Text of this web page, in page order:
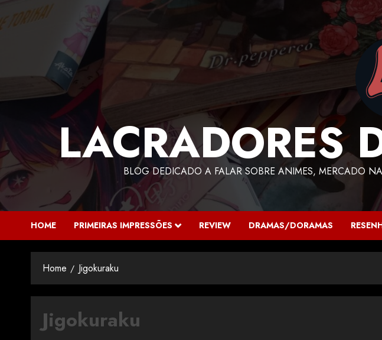
LACRADORES
BLOG DEDICADO A FALAR SOBRE ANIMES, MERCADO
HOME PRIMEIRAS IMPRESSÕES REVIEW DRAMAS/DORAMAS
Home Jigokuraku
Jigokuraku